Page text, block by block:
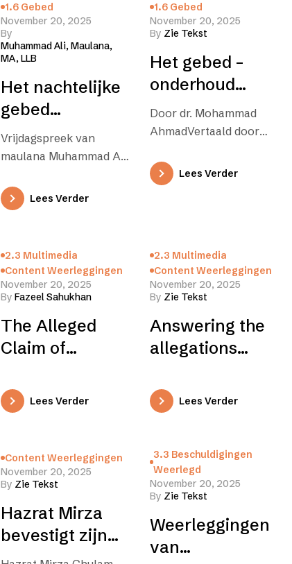
1.6 Gebed
November 20, 2025
By
Muhammad Ali, Maulana,
MA, LLB
Het nachtelijke
gebed
(Tahadjdjoed)
geeft kracht om
Vrijdagspreek van
maulana Muhammad Ali
Vertaald door Reza
Ghafoerkhan
Lees Verder
1.6 Gebed
November 20, 2025
By Zie Tekst
Het gebed –
onderhoud
voor de ziel
Door dr. Mohammad
AhmadVertaald door
“Waarlijk, Wij hebben u
de overvloed van het
Lees Verder
2.3 Multimedia
Content Weerleggingen
November 20, 2025
By Fazeel Sahukhan
The Alleged
Claim of
Lees Verder
2.3 Multimedia
Content Weerleggingen
November 20, 2025
By Zie Tekst
Answering the
allegations
Ahmadi’s
Lees Verder
Content Weerleggingen
November 20, 2025
By Zie Tekst
Hazrat Mirza
bevestigt zijn
geloof in de
3.3 Beschuldigingen
Weerlegd
November 20, 2025
By Zie Tekst
Weerleggingen
van